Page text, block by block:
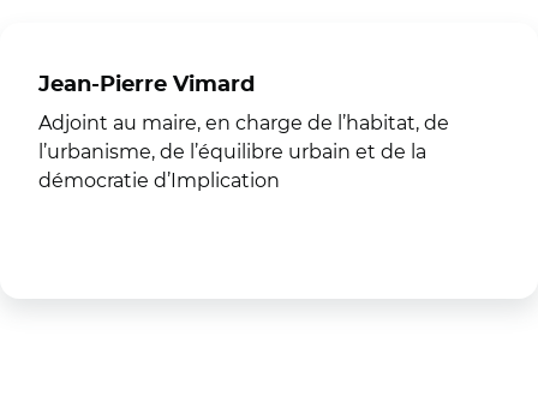
Jean-Pierre Vimard
Adjoint au maire, en charge de l’habitat, de
l’urbanisme, de l’équilibre urbain et de la
démocratie d’Implication